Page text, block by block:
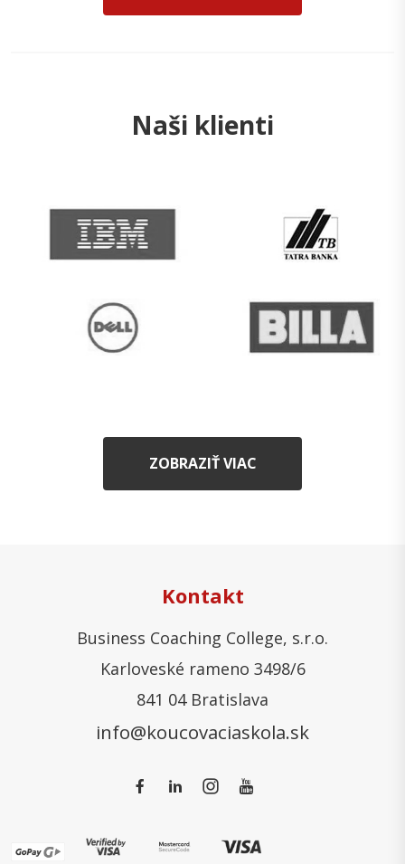
Naši klienti
ZOBRAZIŤ VIAC
Kontakt
Business Coaching College, s.r.o.
Karloveské rameno 3498/6
841 04 Bratislava
info@koucovaciaskola.sk